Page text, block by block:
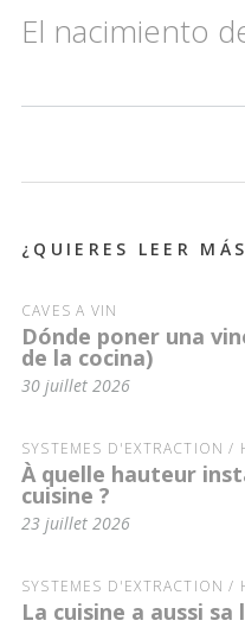
El nacimiento
¿QUIERES LEER
CAVES À VIN
Dónde poner una
de la cocina)
30 juillet 2026
SYSTÈMES D'EXTRACTION /
À quelle hauteur
cuisine ?
23 juillet 2026
SYSTÈMES D'EXTRACTION /
La cuisine a aussi